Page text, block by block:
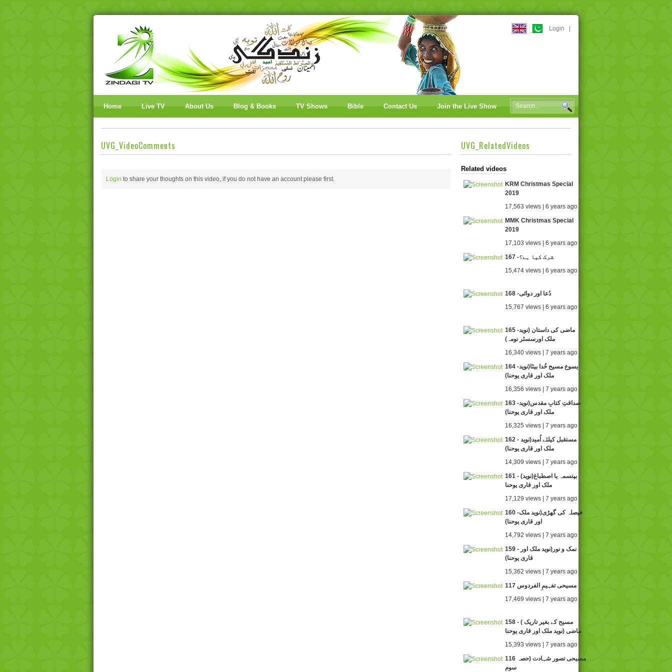
Login
Home Live TV About Us Blog & Books TV Shows Bible Contact Us Join the Live Show
UVG_VideoComments
Login to share your thoughts on this video, if you do not have an account please first.
UVG_RelatedVideos
Related videos
KRM Christmas Special
2019
17,563 views | 6 years ago
MMK Christmas Special
2019
17,103 views | 6 years ago
167 -شرک کیا ہے؟
15,474 views | 6 years ago
168 -دُعا اور دوائی
15,767 views | 6 years ago
165 -ماضی کی داستان (نوید
ملک اورسسٹر نومہ)
16,340 views | 7 years ago
164 -یسوع مسیح خُدا بیٹا(نوید
ملک اور قاری یوحنا)
16,356 views | 7 years ago
163 -صداقتِ کتابِ مقدس(نوید
ملک اور قاری یوحنا)
16,325 views | 7 years ago
162 - مستقبل کیلئے اُمید(نوید
ملک اور قاری یوحنا)
14,309 views | 7 years ago
161 - (بپتسمہ یا اصطباغ(نوید
ملک اور قاری یوحنا
17,129 views | 7 years ago
160 -فیصلہ کی گھڑی(نوید ملک
اور قاری یوحنا)
14,792 views | 7 years ago
159 - نمک و نور(نوید ملک اور
قاری یوحنا)
15,362 views | 7 years ago
117 مسیحی تفہیمِ الفردوس
17,469 views | 7 years ago
158 - ( مسیح کے بغیر تاریک
ماضی (نوید ملک اور قاری یوحنا
15,393 views | 7 years ago
116 مسیحی تصور شہادت (حصہ
سوم